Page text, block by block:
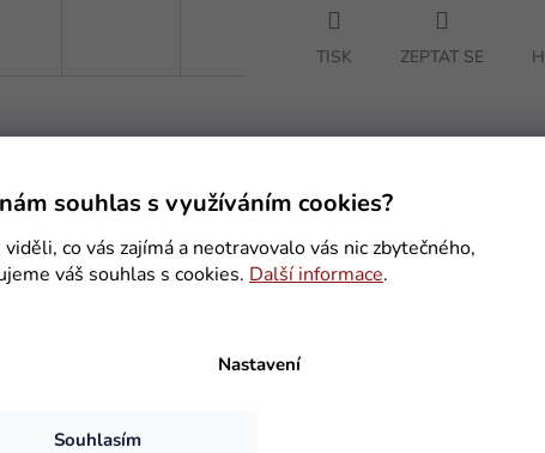
souhlas s využíváním cookies?
co vás zajímá a neotravovalo vás nic zbytečného,
váš souhlas s cookies. Další informace.
Nastavení
Souhlasím
TISK ZEPTAT SE
obchody nebo restauracemi kde lákají vaše zákazníky na aktuální